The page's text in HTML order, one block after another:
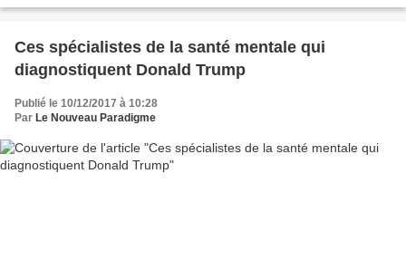
Ces spécialistes de la santé mentale qui
diagnostiquent Donald Trump
Publié le 10/12/2017 à 10:28
Par Le Nouveau Paradigme